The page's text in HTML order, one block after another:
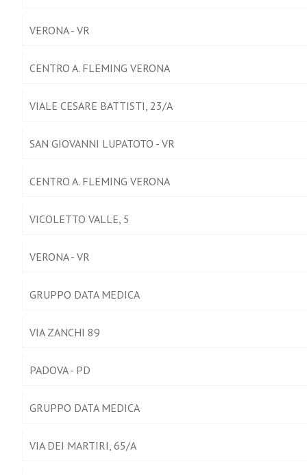
VERONA - VR
CENTRO A. FLEMING VERONA
VIALE CESARE BATTISTI, 23/A
SAN GIOVANNI LUPATOTO - VR
CENTRO A. FLEMING VERONA
VICOLETTO VALLE, 5
VERONA - VR
GRUPPO DATA MEDICA
VIA ZANCHI 89
PADOVA - PD
GRUPPO DATA MEDICA
VIA DEI MARTIRI, 65/A